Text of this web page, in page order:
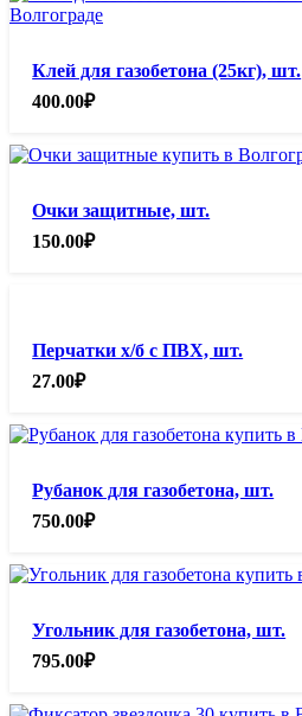
Клей для газобетона (25кг), шт.
400.00₽
Очки защитные, шт.
150.00₽
Перчатки х/б с ПВХ, шт.
27.00₽
Рубанок для газобетона, шт.
750.00₽
Угольник для газобетона, шт.
795.00₽